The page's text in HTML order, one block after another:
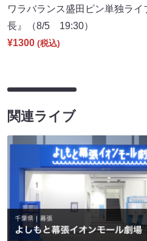
ワラバランス盛田ピン単独ライ
長』（8/5 19:30）
¥1300 (税込)
関連ライブ